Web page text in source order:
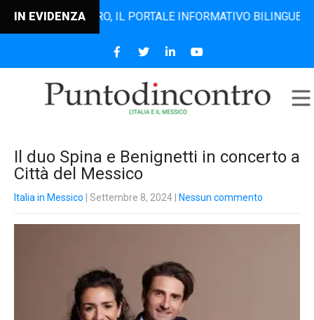
IN EVIDENZAIL PORTALE INFORMATIVO BILINGUE CHE
Il duo Spina e Benignetti in concerto a
Città del Messico
Italia in Messico | Settembre 8, 2024 Nessun commento